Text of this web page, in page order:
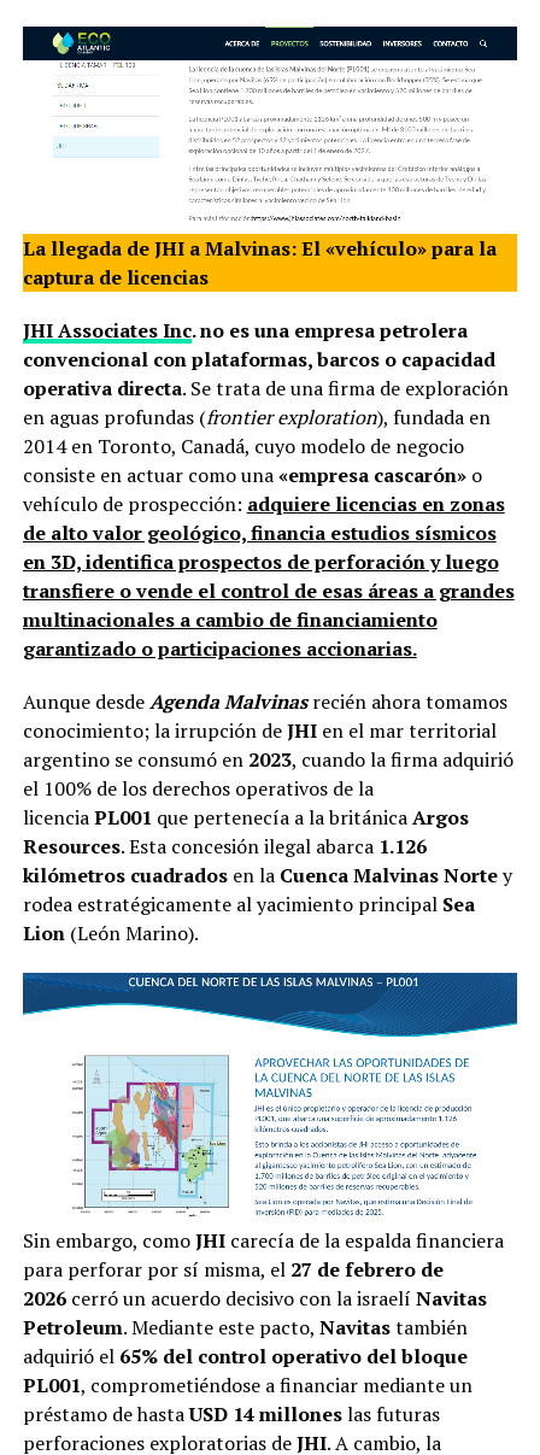
La llegada de JHI a Malvinas: El «vehículo» para la
captura de licencias
JHI Associates Inc. no es una empresa petrolera
convencional con plataformas, barcos o capacidad
operativa directa. Se trata de una firma de exploración
en aguas profundas (frontier exploration), fundada en
2014 en Toronto, Canadá, cuyo modelo de negocio
consiste en actuar como una«empresa cascarón»o
vehículo de prospección: adquiere licencias en zonas
de alto valor geológico, financia estudios sísmicos
en 3D, identifica prospectos de perforación y luego
transfiere o vende el control de esas áreas a grandes
multinacionales a cambio de financiamiento
garantizado o participaciones accionarias.
Aunque desdeAgenda Malvinasrecién ahora tomamos
conocimiento; la irrupción deJHI en el mar territorial
argentino se consumó en 2023, cuando la firma adquirió
el 100% de los derechos operativos de la
licenciaPL001 que pertenecía a la británicaArgos
Resources. Esta concesión ilegal abarca 1.126
kilómetros cuadradosen la Cuenca Malvinas Nortey
rodea estratégicamente al yacimiento principal Sea
Lion(León Marino).
Sin embargo, comoJHIcarecía de la espalda financiera
para perforar por sí misma, el 27 de febrero de
2026cerró un acuerdo decisivo con la israelí Navitas
Petroleum. Mediante este pacto, Navitastambién
adquirió el 65% del control operativo del bloque
PL001, comprometiéndose a financiar mediante un
préstamo de hastaUSD 14 milloneslas futuras
perforaciones exploratorias deJHI. A cambio, la